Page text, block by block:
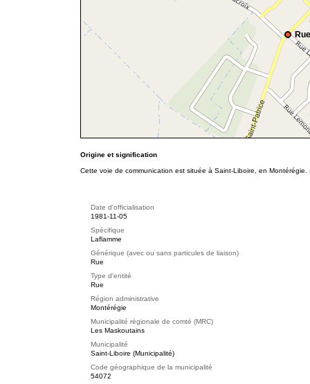
Origine et signification
Cette voie de communication est située à Saint-Liboire, en Montérégie.
Date d'officialisation
1981-11-05
Spécifique
Laflamme
Générique (avec ou sans particules de liaison)
Rue
Type d'entité
Rue
Région administrative
Montérégie
Municipalité régionale de comté (MRC)
Les Maskoutains
Municipalité
Saint-Liboire (Municipalité)
Code géographique de la municipalité
54072